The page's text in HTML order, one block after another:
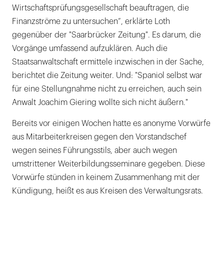
Wirtschaftsprüfungsgesellschaft beauftragen, die
Finanzströme zu untersuchen“, erklärte Loth
gegenüber der "Saarbrücker Zeitung". Es darum, die
Vorgänge umfassend aufzuklären. Auch die
Staatsanwaltschaft ermittele inzwischen in der Sache,
berichtet die Zeitung weiter. Und: "Spaniol selbst war
für eine Stellungnahme nicht zu erreichen, auch sein
Anwalt Joachim Giering wollte sich nicht äußern."
Bereits vor einigen Wochen hatte es anonyme Vorwürfe
aus Mitarbeiterkreisen gegen den Vorstandschef
wegen seines Führungsstils, aber auch wegen
umstrittener Weiterbildungsseminare gegeben. Diese
Vorwürfe stünden in keinem Zusammenhang mit der
Kündigung, heißt es aus Kreisen des Verwaltungsrats.